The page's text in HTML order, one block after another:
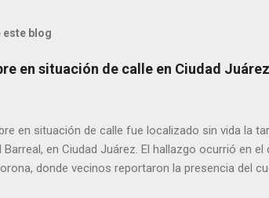
este blog
en situación de calle en Ciudad
en situación de calle fue localizado sin vida la
Barreal, en Ciudad Juárez. El hallazgo ocurrió en
donde vecinos reportaron la presencia del